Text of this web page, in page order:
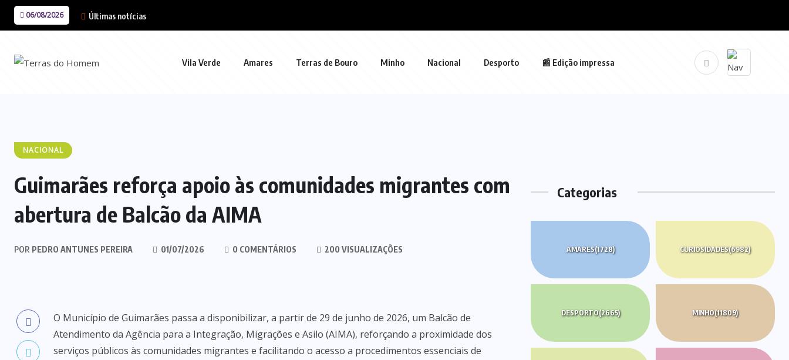
06/08/2026 Últimas notícias
Vila Verde Amares Terras de Bouro Minho Nacional Desporto 📰 Edição impressa
NACIONAL
Guimarães reforça apoio às comunidades migrantes com
abertura de Balcão da AIMA
POR PEDRO ANTUNES PEREIRA 01/07/2026 0 COMENTÁRIOS 200 VISUALIZAÇÕES
O Município de Guimarães passa a disponibilizar, a partir de 29 de junho de 2026, um Balcão de
Atendimento da Agência para a Integração, Migrações e Asilo (AIMA), reforçando a proximidade dos
serviços públicos às comunidades migrantes e facilitando o acesso a procedimentos essenciais de
Categorias
AMARES(1728) CURIOSIDADES(6982)
DESPORTO(2665) MINHO(11809)